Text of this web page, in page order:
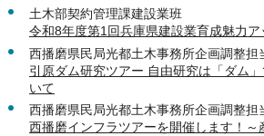
土木部契約管理課建設業班
令和8年度第1回兵庫県建設業育成魅力
西播磨県民局光都土木事務所企画調整担
引原ダム研究ツアー 自由研究は「ダム
いて
西播磨県民局光都土木事務所企画調整担
西播磨インフラツアーを開催します！